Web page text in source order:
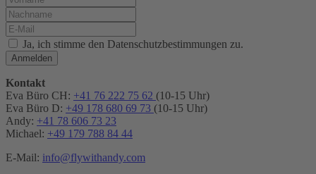
Ja, ich stimme den Datenschutzbestimmungen zu.
Anmelden
Kontakt
Eva Büro CH: +41 76 222 75 62 (10-15 Uhr)
Eva Büro D: +49 178 680 69 73 (10-15 Uhr)
Andy: +41 78 606 73 23
Michael: +49 179 788 84 44
E-Mail: info@flywithandy.com